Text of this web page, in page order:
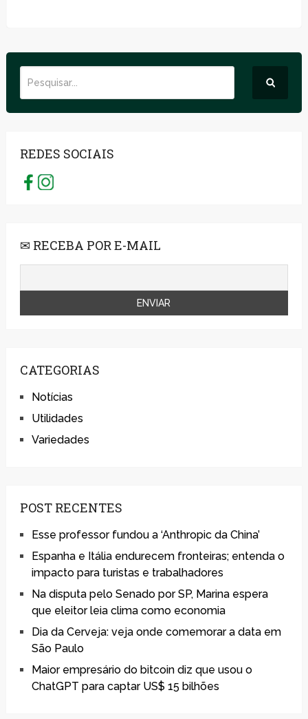
REDES SOCIAIS
✉ RECEBA POR E-MAIL
CATEGORIAS
Notícias
Utilidades
Variedades
POST RECENTES
Esse professor fundou a ‘Anthropic da China’
Espanha e Itália endurecem fronteiras; entenda o
impacto para turistas e trabalhadores
Na disputa pelo Senado por SP, Marina espera
que eleitor leia clima como economia
Dia da Cerveja: veja onde comemorar a data em
São Paulo
Maior empresário do bitcoin diz que usou o
ChatGPT para captar US$ 15 bilhões